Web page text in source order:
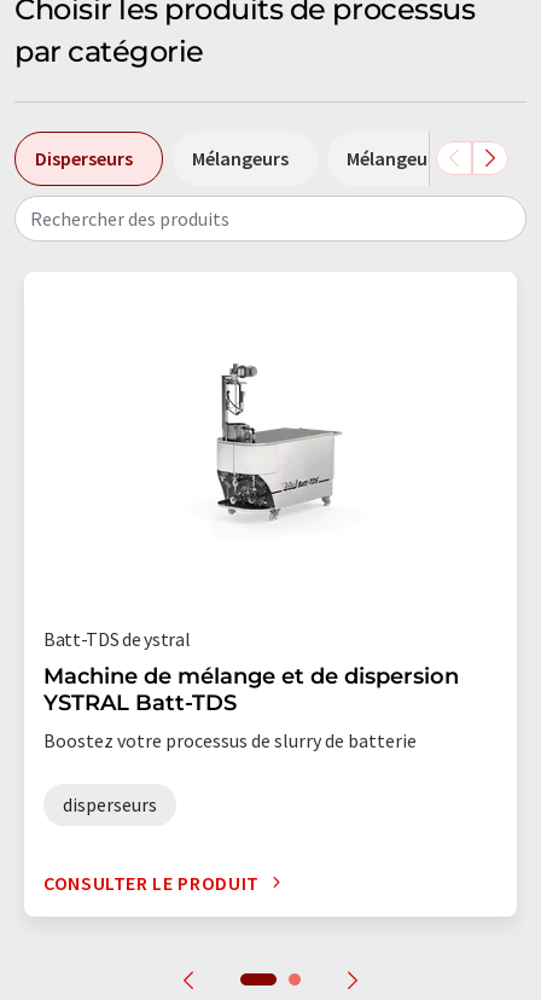
Choisir les produits de processus
par catégorie
Disperseurs Mélangeurs Mélangeurs centrifuge
Rechercher des produits
Batt-TDS de ystral
Machine de mélange et de dispersion
YSTRAL Batt-TDS
Boostez votre processus de slurry de batterie
disperseurs
CONSULTER LE PRODUIT